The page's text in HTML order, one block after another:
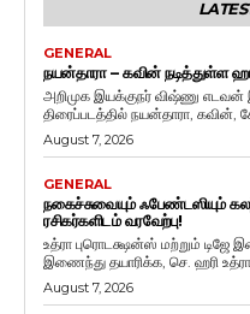
GENERAL
நயன்தாரா – கவின் நடித்துள்ள
அறிமுக இயக்குநர் விஷ்ணு எடவன்
திரைப்படத்தில் நயன்தாரா, கவின், கே.
August 7, 2026
GENERAL
நகைச்சுவையும் ஃபேண்டஸியும்
ரசிகர்களிடம் வரவேற்பு!
உத்ரா புரொடக்ஷன்ஸ் மற்றும் டிஜே
இணைந்து தயாரிக்க, செ. ஹரி உத்ரா
August 7, 2026